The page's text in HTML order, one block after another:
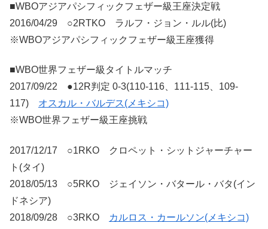
■WBOアジアパシフィックフェザー級王座決定戦
2016/04/29 ○2RTKO ラルフ・ジョン・ルル(比)
※WBOアジアパシフィックフェザー級王座獲得
■WBO世界フェザー級タイトルマッチ
2017/09/22 ●12R判定 0-3(110-116、111-115、109-
117) オスカル・バルデス(メキシコ)
※WBO世界フェザー級王座挑戦
2017/12/17 ○1RKO クロペット・シットジャーチャー
ト(タイ)
2018/05/13 ○5RKO ジェイソン・バタール・バタ(イン
ドネシア)
2018/09/28 ○3RKO
カルロス・カールソン(メキシコ)